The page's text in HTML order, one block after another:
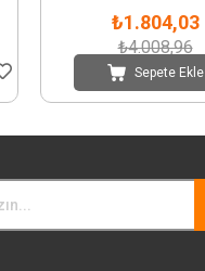
₺1.804,03
₺4.008,96
Sepete Ekle